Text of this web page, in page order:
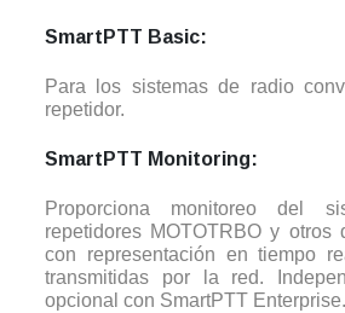
SmartPTT Basic:
Para los sistemas de radio
repetidor.
SmartPTT Monitoring:
Proporciona monitoreo del
repetidores MOTOTRBO y otros
con representación en tiempo
transmitidas por la red.
opcional con SmartPTT Enterprise.